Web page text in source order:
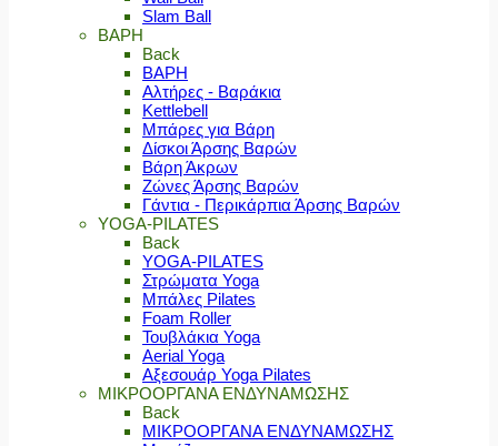
Slam Ball
ΒΑΡΗ
Back
ΒΑΡΗ
Αλτήρες - Βαράκια
Kettlebell
Μπάρες για Βάρη
Δίσκοι Άρσης Βαρών
Βάρη Άκρων
Ζώνες Άρσης Βαρών
Γάντια - Περικάρπια Άρσης Βαρών
YOGA-PILATES
Back
YOGA-PILATES
Στρώματα Yoga
Μπάλες Pilates
Foam Roller
Τουβλάκια Yoga
Aerial Yoga
Αξεσουάρ Yoga Pilates
ΜΙΚΡΟΟΡΓΑΝΑ ΕΝΔΥΝΑΜΩΣΗΣ
Back
ΜΙΚΡΟΟΡΓΑΝΑ ΕΝΔΥΝΑΜΩΣΗΣ